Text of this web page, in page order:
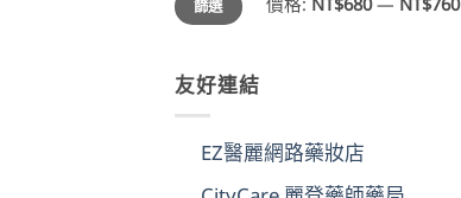
低
價
高
價
篩選
友好連結
EZ醫麗網路藥妝店